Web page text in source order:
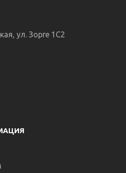
ул. Зорге 1C2